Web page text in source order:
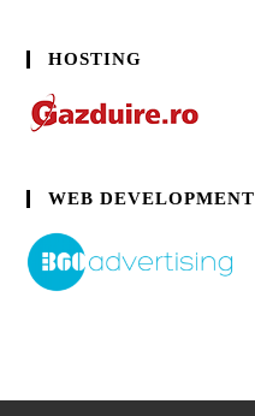
HOSTING
WEB DEVELOPMENT